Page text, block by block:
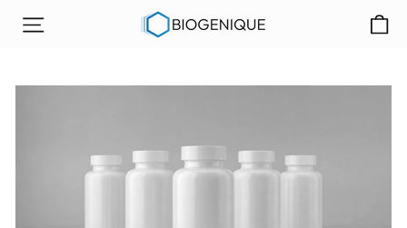
đếnĐIỀU HƯỚNG TRANG WEB
C
ô
g
B